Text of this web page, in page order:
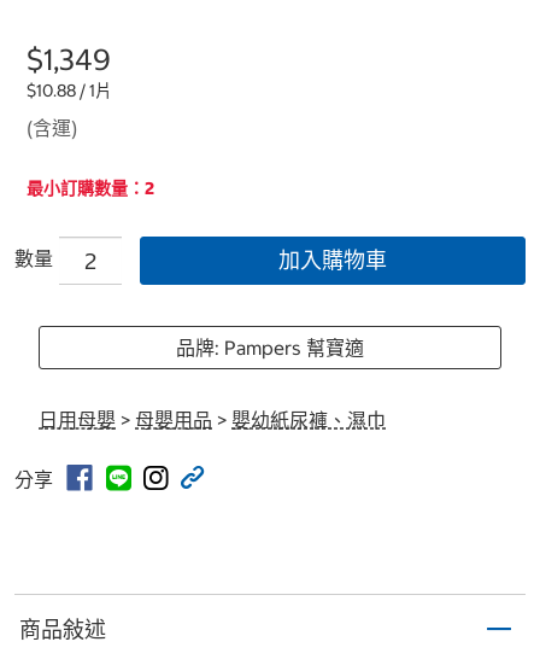
$1,349
$10.88 / 1片
(含運)
最小訂購數量：2
數量 加入購物車
品牌: Pampers 幫寶適
日用母嬰 > 母嬰用品 > 嬰幼紙尿褲、濕巾
分享
商品敍述